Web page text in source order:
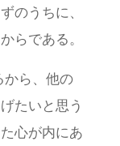
のうちに、
らである。
ら、他の
たいと思う
心が内にあ